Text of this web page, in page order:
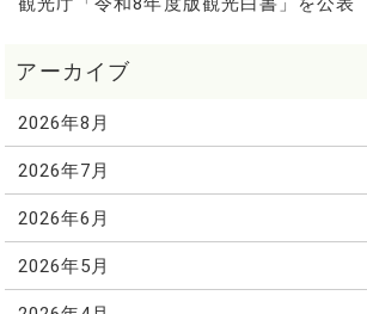
2026年8月
2026年7月
2026年6月
2026年5月